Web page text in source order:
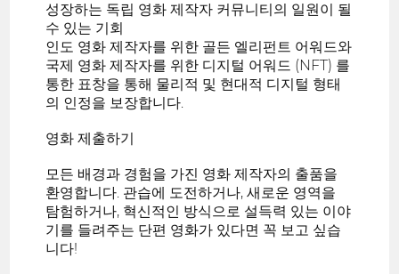
성장하는 독립 영화 제작자 커뮤니티의 일원이 될
수 있는 기회
인도 영화 제작자를 위한 골든 엘리펀트 어워드와
국제 영화 제작자를 위한 디지털 어워드 (NFT) 를
통한 표창을 통해 물리적 및 현대적 디지털 형태
의 인정을 보장합니다.
영화 제출하기
모든 배경과 경험을 가진 영화 제작자의 출품을
환영합니다. 관습에 도전하거나, 새로운 영역을
탐험하거나, 혁신적인 방식으로 설득력 있는 이야
기를 들려주는 단편 영화가 있다면 꼭 보고 싶습
니다!